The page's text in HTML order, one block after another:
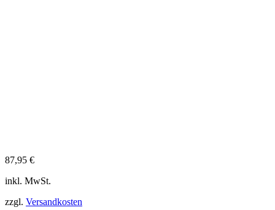
87,95 €
inkl. MwSt.
zzgl. Versandkosten